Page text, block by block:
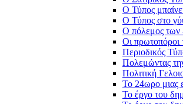
Ο Τύπος
Ο Τύπος στο
Ο πόλεμος των
Οι πρωτοπόροι
Περιοδικός
Πολεμώντας
Πολιτική
Το 24ωρο μιας
Το έργο του